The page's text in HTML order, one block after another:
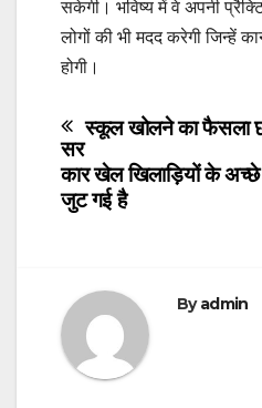
सकेगी। भविष्य में वे अपनी
लोगों की भी मदद करेगी जिन्हें
होगी।
Post
navigation
स्कूल खोलने का फैसला
सर
कार खेल खिलाड़ियों के अच्छे
जुट गई है
Byadmin